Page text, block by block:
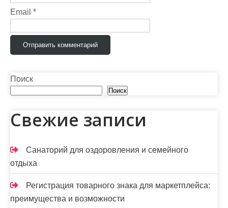
п
и
с
м
Email *
Поиск
Поиск
Свежие записи
Санаторий для оздоровления и семейного
отдыха
Регистрация товарного знака для маркетплейса:
преимущества и возможности